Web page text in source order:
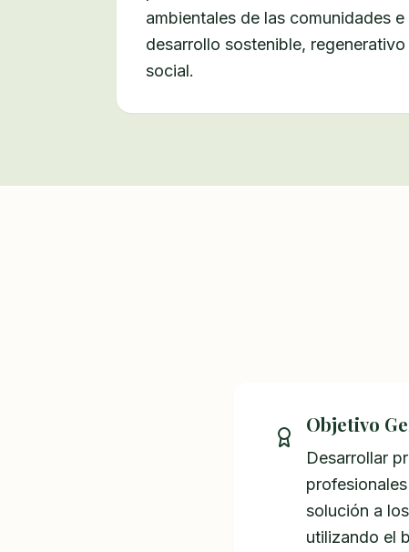
ambientales de las comunidades e
desarrollo sostenible,
social.
Objetivo
Desarrollar
solución a
utilizando el